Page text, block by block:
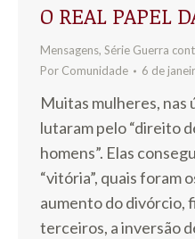
O REAL PAPEL
Mensagens, Série Guerra
Por Comunidade 6 de
Muitas mulheres, nas
lutaram pelo “direito
homens”. Elas
“vitória”, quais foram
aumento do divórcio,
terceiros, a inversão